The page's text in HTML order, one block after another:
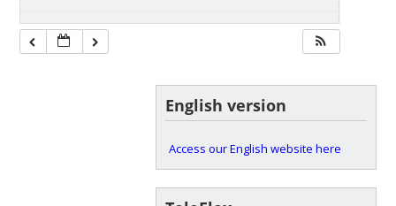
English version
Access our English website here